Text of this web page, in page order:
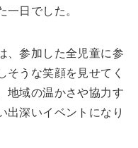
日でした。
、参加した全児童に参
そうな笑顔を見せてく
地域の温かさや協力す
出深いイベントになり